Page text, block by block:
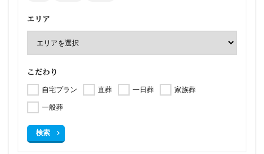
エリア
こだわり
自宅プラン 直葬 一日葬
家族葬
一般葬
検索